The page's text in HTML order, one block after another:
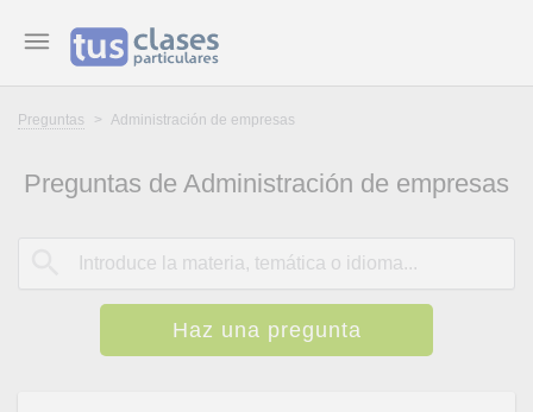
Preguntas > Administración de empresas
Preguntas de Administración de empresas
Haz una pregunta